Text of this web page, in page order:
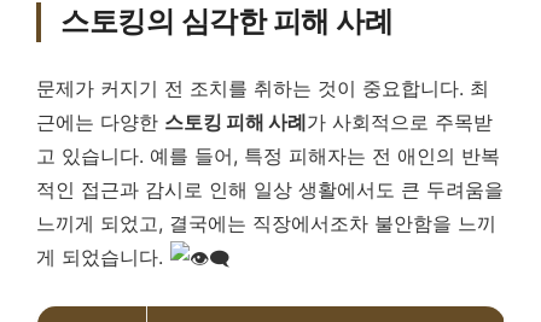
스토킹의 심각한 피해 사례
문제가 커지기 전 조치를 취하는 것이 중요합니다. 최
근에는 다양한 스토킹 피해 사례가 사회적으로 주목받
고 있습니다. 예를 들어, 특정 피해자는 전 애인의 반복
적인 접근과 감시로 인해 일상 생활에서도 큰 두려움을
느끼게 되었고, 결국에는 직장에서조차 불안함을 느끼
게 되었습니다.